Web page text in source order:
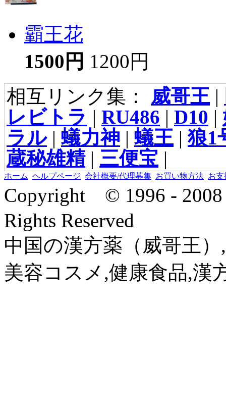
霸王花
1500円 1200円
相互リンク集： 威哥王|
レビトラ | RU486 | D10 |
ラル| 蟻力神 | 蟻王|狼1
蔵秘雄精| 三便宝 |
ホーム ヘルプページ 会社概要/代理募集 お買い物方法 お支
Copyright © 1996 -
Rights Reserved
中国の漢方薬（威哥王
美容コスメ,健康食品,漢